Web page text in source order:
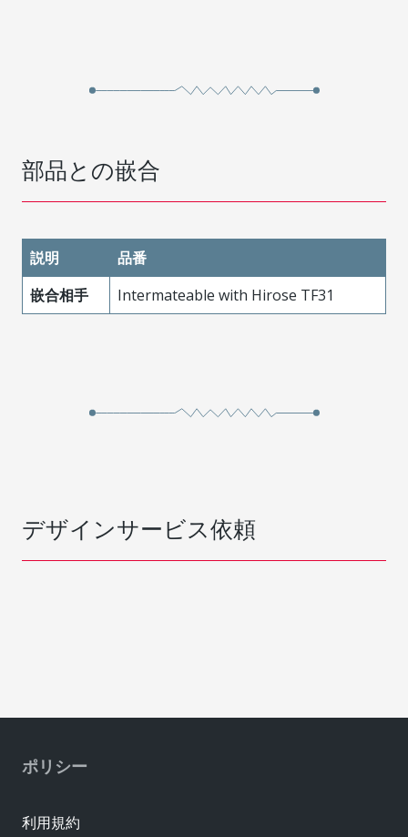
部品との嵌合
説明
品番
嵌合相手
Intermateable with Hirose TF31
デザインサービス依頼
ポリシー
利用規約